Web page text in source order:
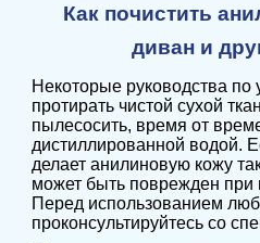
Как почистить
диван и
Некоторые руководства по
протирать чистой сухой
пылесосить, время от
дистиллированной водой.
делает анилиновую кожу
может быть поврежден при
Перед использованием
проконсультируйтесь со